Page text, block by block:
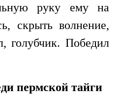
руку ему на
скрыть волнение,
голубчик. Победил
пермской тайги